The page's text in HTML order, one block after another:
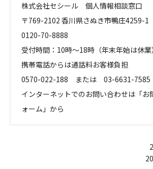
株式会社セシール 個人情報相談窓口
〒769-2102 香川県さぬき市鴨庄4259-1
0120-70-8888
受付時間：10時～18時（年末年始は休業）
携帯電話からは通話料お客様負担
0570-022-188 または 03-6631-7585
インターネットでのお問い合わせは「お
ォーム」から